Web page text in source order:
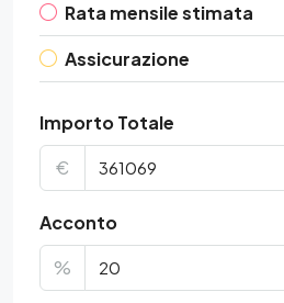
Rata mensile stimata
Assicurazione
Importo Totale
€
Acconto
%